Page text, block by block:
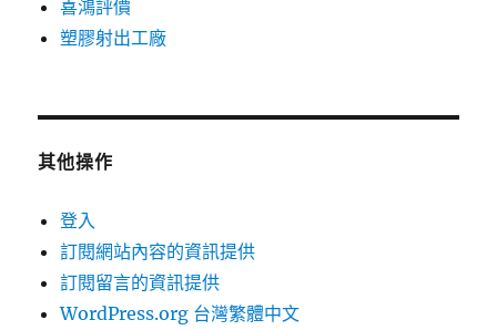
喜鴻評價
塑膠射出工廠
其他操作
登入
訂閱網站內容的資訊提供
訂閱留言的資訊提供
WordPress.org 台灣繁體中文